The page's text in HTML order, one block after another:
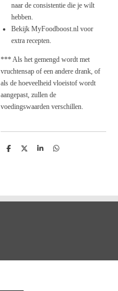
naar de consistentie die je wilt
hebben.
Bekijk MyFoodboost.nl voor
extra recepten.
*** Als het gemengd wordt met
vruchtensap of een andere drank, of
als de hoeveelheid vloeistof wordt
aangepast, zullen de
voedingswaarden verschillen.
D
D
S
D